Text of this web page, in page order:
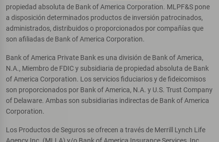
propiedad absoluta de Bank of America Corporation. MLPF&S pone
a disposición determinados productos de inversión patrocinados,
administrados, distribuidos o proporcionados por compañías que
son afiliadas de Bank of America Corporation.
Bank of America Private Bank es una división de Bank of America,
N.A., Miembro de FDIC y subsidiaria de propiedad absoluta de Bank
of America Corporation. Los servicios fiduciarios y de fideicomisos
son proporcionados por Bank of America, N.A. y U.S. Trust Company
of Delaware. Ambas son subsidiarias indirectas de Bank of America
Corporation.
Los Productos de Seguros se ofrecen a través de Merrill Lynch Life